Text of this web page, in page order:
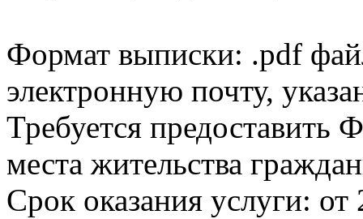
Формат выписки: .pdf
электронную почту,
Требуется
места жительства
Срок оказания услуги: от